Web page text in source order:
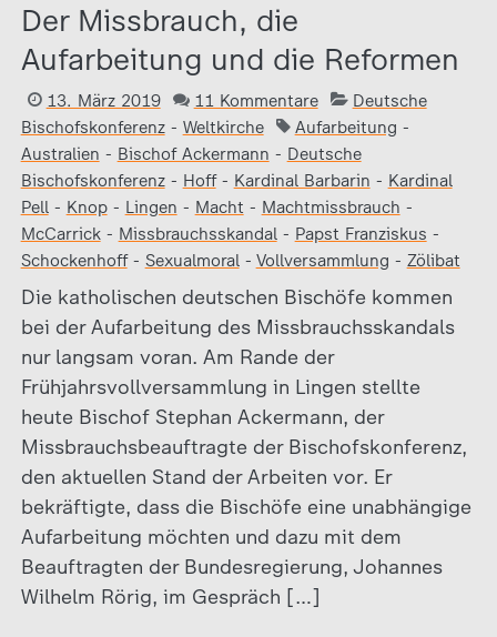
Der Missbrauch, die
Aufarbeitung und die Reformen
13. März 2019 11 Kommentare
Deutsche
Bischofskonferenz- Weltkirche Aufarbeitung -
Australien - Bischof Ackermann - Deutsche
Bischofskonferenz- Hoff- Kardinal Barbarin - Kardinal
Pell- Knop- Lingen - Macht - Machtmissbrauch -
McCarrick- Missbrauchsskandal- Papst Franziskus -
Schockenhoff- Sexualmoral- Vollversammlung - Zölibat
Die katholischen deutschen Bischöfe kommen
bei der Aufarbeitung des Missbrauchsskandals
nur langsam voran. Am Rande der
Frühjahrsvollversammlung in Lingen stellte
heute Bischof Stephan Ackermann, der
Missbrauchsbeauftragte der Bischofskonferenz,
den aktuellen Stand der Arbeiten vor. Er
bekräftigte, dass die Bischöfe eine unabhängige
Aufarbeitung möchten und dazu mit dem
Beauftragten der Bundesregierung, Johannes
Wilhelm Rörig, im Gespräch […]